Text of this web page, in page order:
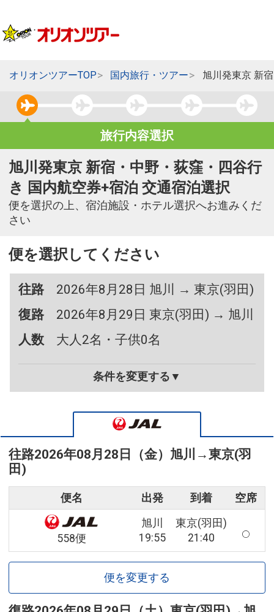
オリオンツアーTOP 国内旅行・ツアー 旭川発東京 新
旅行内容選択
旭川発東京 新宿・中野・荻窪・四谷行
き 国内航空券+宿泊 交通宿泊選択
便を選択の上、宿泊施設・ホテル選択へお進みくだ
さい
便を選択してください
往路
2026年8月28日 旭川 → 東京(羽田)
復路
2026年8月29日 東京(羽田) → 旭川
人数
大人2名・子供0名
条件を変更する▼
往路2026年08月28日（金） 旭川 →東京(羽
田)
便名 出発 到着 空席
558便
旭川
19:55
東京(羽田)
21:40
便を変更する